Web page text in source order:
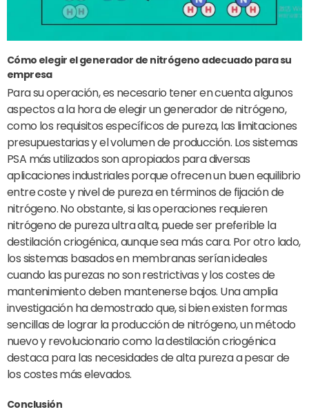
Cómo elegir el generador de nitrógeno adecuado para su
empresa
Para su operación, es necesario tener en cuenta algunos
aspectos a la hora de elegir un generador de nitrógeno,
como los requisitos específicos de pureza, las limitaciones
presupuestarias y el volumen de producción. Los sistemas
PSA más utilizados son apropiados para diversas
aplicaciones industriales porque ofrecen un buen equilibrio
entre coste y nivel de pureza en términos de fijación de
nitrógeno. No obstante, si las operaciones requieren
nitrógeno de pureza ultra alta, puede ser preferible la
destilación criogénica, aunque sea más cara. Por otro lado,
los sistemas basados en membranas serían ideales
cuando las purezas no son restrictivas y los costes de
mantenimiento deben mantenerse bajos. Una amplia
investigación ha demostrado que, si bien existen formas
sencillas de lograr la producción de nitrógeno, un método
nuevo y revolucionario como la destilación criogénica
destaca para las necesidades de alta pureza a pesar de
los costes más elevados.
Conclusión